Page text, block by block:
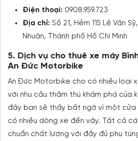
Điện thoại: 0908.959.723
Địa chỉ: Số 21, Hẻm 115 Lê Văn
Nhuận, Thành phố Hồ Chí Minh
5. Dịch vụ cho thuê xe máy
An Đức Motorbike
An Đức Motorbike cho có nhiều loại
với nhu cầu thăm thú khám phá của
đây bạn sẽ thấy bất ngờ vì một cửa
có nhiều dòng xe đến vậy. Tất cả
chuẩn chất lượng với đầy đủ phụ